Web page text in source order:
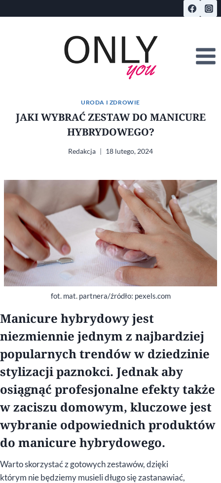
do
URODA I ZDROWIE
JAKI WYBRAĆ ZESTAW DO MANICURE
HYBRYDOWEGO?
Redakcja 18 lutego, 2024
fot. mat. partnera/źródło: pexels.com
Manicure hybrydowy jest
niezmiennie jednym z najbardziej
popularnych trendów w dziedzinie
stylizacji paznokci. Jednak aby
osiągnąć profesjonalne efekty także
w zaciszu domowym, kluczowe jest
wybranie odpowiednich produktów
do manicure hybrydowego.
Warto skorzystać z gotowych zestawów, dzięki
którym nie będziemy musieli długo się zastanawiać,